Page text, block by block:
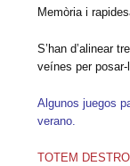
Memòria i
S’han d’alinear
veínes per
Algunos juegos
verano.
TOTEM